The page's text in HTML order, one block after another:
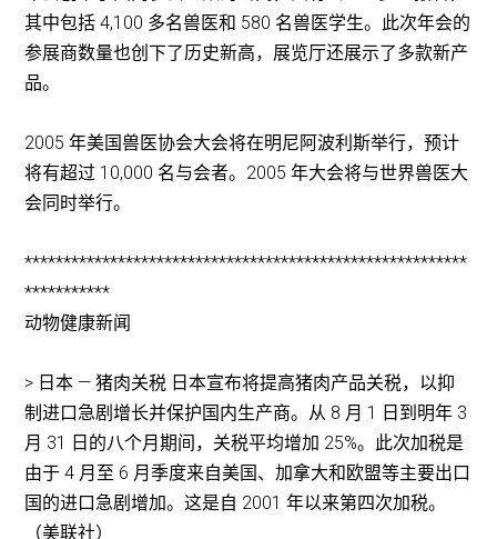
其中包括 4,100 多名兽医和 580 名兽医学生。此次年会的
参展商数量也创下了历史新高，展览厅还展示了多款新产
品。
2005 年美国兽医协会大会将在明尼阿波利斯举行，预计
将有超过 10,000 名与会者。2005 年大会将与世界兽医大
会同时举行。
*********************************************************
***********
动物健康新闻
> 日本 — 猪肉关税 日本宣布将提高猪肉产品关税，以抑
制进口急剧增长并保护国内生产商。从 8 月 1 日到明年 3
月 31 日的八个月期间，关税平均增加 25%。此次加税是
由于 4 月至 6 月季度来自美国、加拿大和欧盟等主要出口
国的进口急剧增加。这是自 2001 年以来第四次加税。
（美联社）